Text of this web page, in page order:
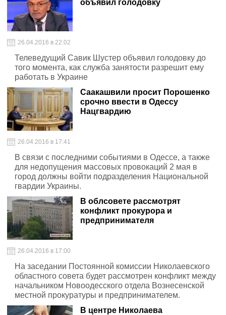
объявил голодовку
26.04.2016 в 22:02
Телеведущий Савик Шустер объявил голодовку до
того момента, как служба занятости разрешит ему
работать в Украине
Саакашвили просит Порошенко
срочно ввести в Одессу
Нацгвардию
26.04.2016 в 17:41
В связи с последними событиями в Одессе, а также
для недопущения массовых провокаций 2 мая в
город должны войти подразделения Национальной
гвардии Украины.
В облсовете рассмотрят
конфликт прокурора и
предпринимателя
26.04.2016 в 17:00
На заседании Постоянной комиссии Николаевского
областного совета будет рассмотрен конфликт между
начальником Новоодесского отдела Вознесенской
местной прокуратуры и предпринимателем.
В центре Николаева